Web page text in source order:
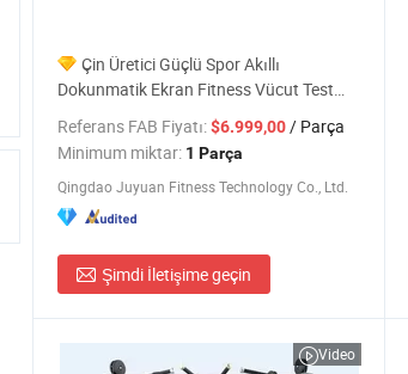
Çin Üretici Güçlü Spor Akıllı
Dokunmatik Ekran Fitness Vücut Test
Makinesi Duvar Egzersiz Fitness/Spor
Aynası Satış Oda Evi
Referans FAB Fiyatı:$6.999,00/ Parça
Minimum miktar: 1 Parça
Qingdao Juyuan Fitness Technology Co., Ltd.
Şimdi İletişime geçin
Video